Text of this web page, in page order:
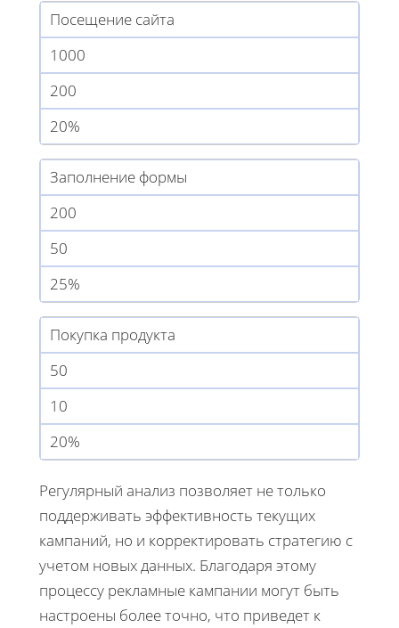
Посещение сайта
1000
200
20%
Заполнение формы
200
50
25%
Покупка продукта
50
10
20%
Регулярный анализ позволяет не только
поддерживать эффективность текущих
кампаний, но и корректировать стратегию с
учетом новых данных. Благодаря этому
процессу рекламные кампании могут быть
настроены более точно, что приведет к